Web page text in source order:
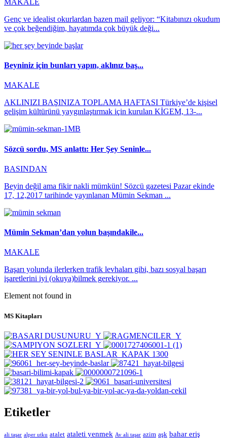
Genç ve idealist okurlardan bazen mail geliyor: “Kitabınızı okudum
ve çok beğendiğim, hayatımda çok büyük deği...
Beyniniz için bunları yapın, aklınız baş...
MAKALE
AKLINIZI BAŞINIZA TOPLAMA HAFTASI Türkiye’de kişisel
gelişim kültürünü yaygınlaştırmak için kurulan KİGEM, 13-...
Sözcü sordu, MS anlattı: Her Şey Seninle...
BASINDAN
Beyin değil ama fikir nakli mümkün! Sözcü gazetesi Pazar ekinde
17, 12,2017 tarihinde yayınlanan Mümin Sekman ...
Mümin Sekman’dan yolun başındakile...
MAKALE
Başarı yolunda ilerlerken trafik levhaları gibi, bazı sosyal başarı
işaretlerini iyi (okuya)bilmek gerekiyor. ...
Element not found in
MS Kitapları
Etiketler
ali taşar alper utku atalet ataleti yenmek Av ali taşar azim aşk bahar eriş